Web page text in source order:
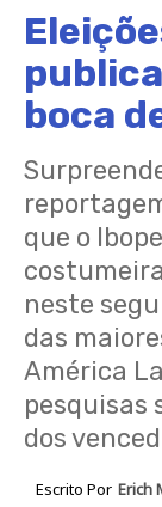
boca
que o
neste
das
América
pesquisas
dos
Escrito Por Erich